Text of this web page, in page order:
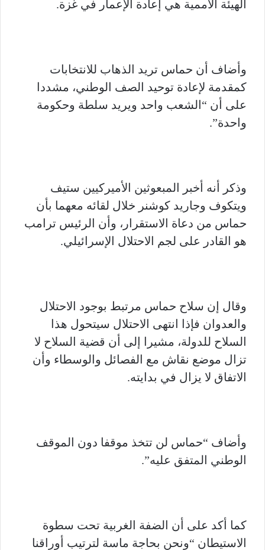
الهيئة الأممية هي إعادة الإعمار في غزة.
وأضاف أن حماس تريد الذهاب للانتخابات
كمقدمة لإعادة توحيد الصف الوطني، مشددا
على أن “الشعب واحد ويريد سلطة وحكومة
واحدة”.
وذكر أنه أخبر المبعوثين الأميركيين ستيف
ويتكوف وجاريد كوشنر خلال لقائه معهما بأن
حماس من دعاة الاستقرار، وأن الرئيس ترامب
هو القادر على لجم الاحتلال الإسرائيلي.
وقال إن سلاح حماس مرتبط بوجود الاحتلال
والعدوان فإذا انتهى الاحتلال سيتحول هذا
السلاح للدولة، مشيرا إلى أن قضية السلاح لا
تزال موضع نقاش مع الفصائل والوسطاء وأن
الاتفاق لا يزال في بدايته.
وأضاف “حماس لن تتخذ موقفا دون الموقف
الوطني المتفق عليه”.
كما أكد على أن الضفة الغربية تحت سطوة
الاستيطان “ونحن بحاجة ماسة لترتيب أوراقنا